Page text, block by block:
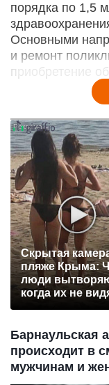
порядка по 1,5
Основными
и ремонт
приобретение
Скрытая
пляже Крыма:
люди
когда их не
Барнаульская
происходит в
мужчинам и